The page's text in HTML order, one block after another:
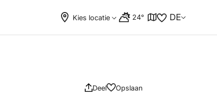
Kies locatie 24° DE
Deel Opslaan